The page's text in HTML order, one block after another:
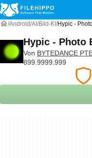
Android AI Bild-KI Hypic -
Hypic - Photo
Von BYTEDANCE
899.9999.999